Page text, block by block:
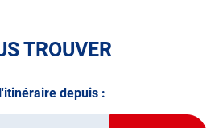
soin de votre auto et
votre
centre Autosur
TROUVER
depuis :